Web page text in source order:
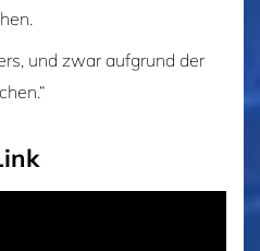
und zwar aufgrund der